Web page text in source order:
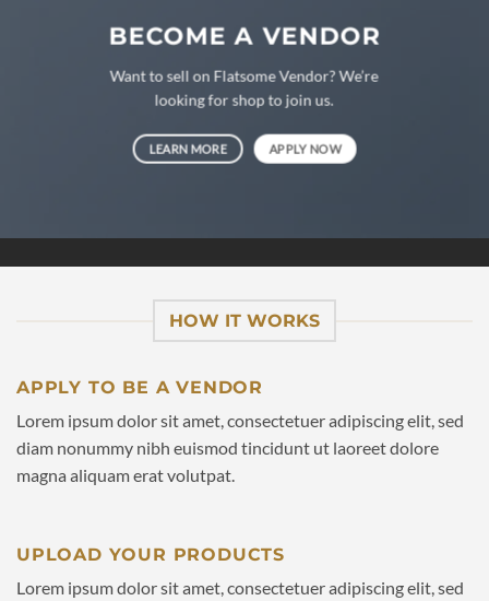
BECOME A VENDOR
Want to sell on Flatsome Vendor? We’re
looking for shop to join us.
LEARN MORE APPLY NOW
HOW IT WORKS
APPLY TO BE A VENDOR
Lorem ipsum dolor sit amet, consectetuer adipiscing elit, sed
diam nonummy nibh euismod tincidunt ut laoreet dolore
magna aliquam erat volutpat.
UPLOAD YOUR PRODUCTS
Lorem ipsum dolor sit amet, consectetuer adipiscing elit, sed